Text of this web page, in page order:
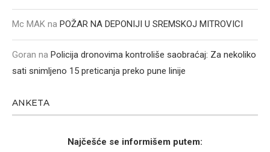
Mc MAK na POŽAR NA DEPONIJI U SREMSKOJ MITROVICI
Goran na Policija dronovima kontroliše saobraćaj: Za nekoliko
sati snimljeno 15 preticanja preko pune linije
ANKETA
Najčešće se informišem putem: